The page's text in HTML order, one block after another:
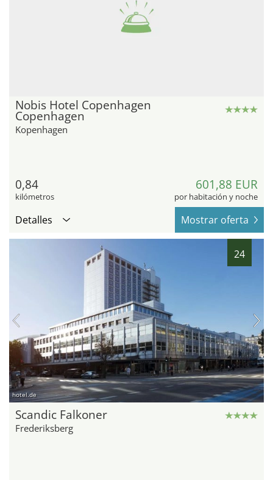
Nobis Hotel Copenhagen
Copenhagen
Kopenhagen
0,84
kilómetros
601,88 EUR
por habitación y noche
Detalles Mostrar oferta
24
hotel.de
Scandic Falkoner
Frederiksberg